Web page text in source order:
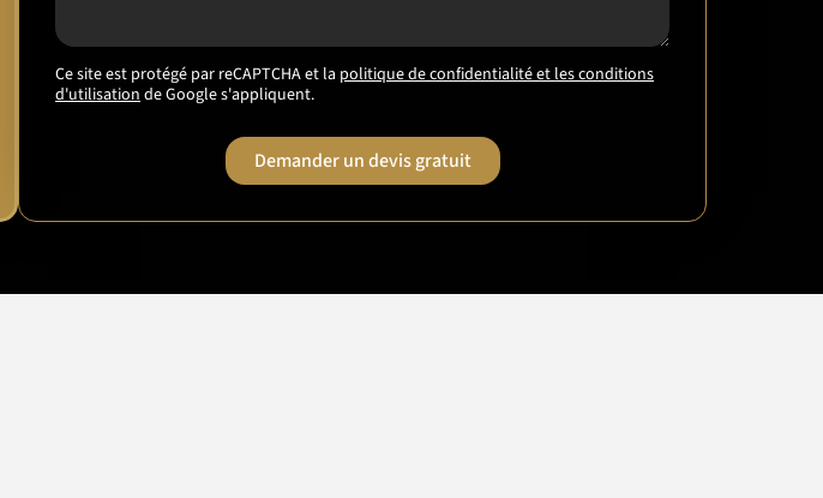
Ce site est protégé par reCAPTCHA et la politique de confidentialité et les conditions
d'utilisationde Google s'appliquent.
Demander un devis gratuit